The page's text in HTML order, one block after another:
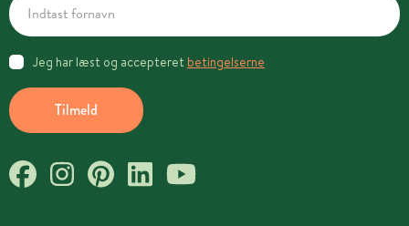
Tilmeld
Jeg har læst og accepteret betingelserne